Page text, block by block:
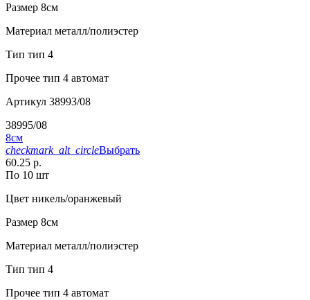
Размер 8см
Материал металл/полиэстер
Тип тип 4
Прочее тип 4 автомат
Артикул 38993/08
38995/08
8см
checkmark_alt_circleВыбрать
60.25 р.
По 10 шт
Цвет никель/оранжевый
Размер 8см
Материал металл/полиэстер
Тип тип 4
Прочее тип 4 автомат